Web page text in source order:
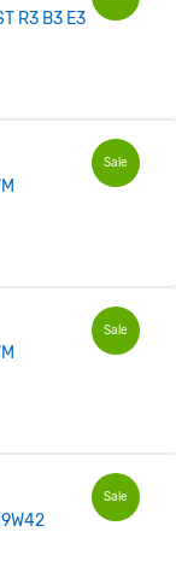
R3 B3 E3
Sale
Sale
Sale